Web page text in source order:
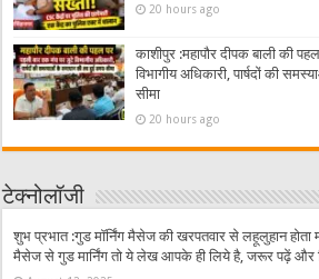
20 hours ago
काशीपुर :महापौर दीपक बाली की
विभागीय अधिकारी, पार्षदों की
सीमा
20 hours ago
टेक्नोलॉजी
शुभ प्रभात :गुड मॉर्निंग मैसेज की खरपतवार से लहूलुहान
मैसेज से गुड मार्निंग तो ये लेख आपके ही लिये है, जरूर पढ़ें